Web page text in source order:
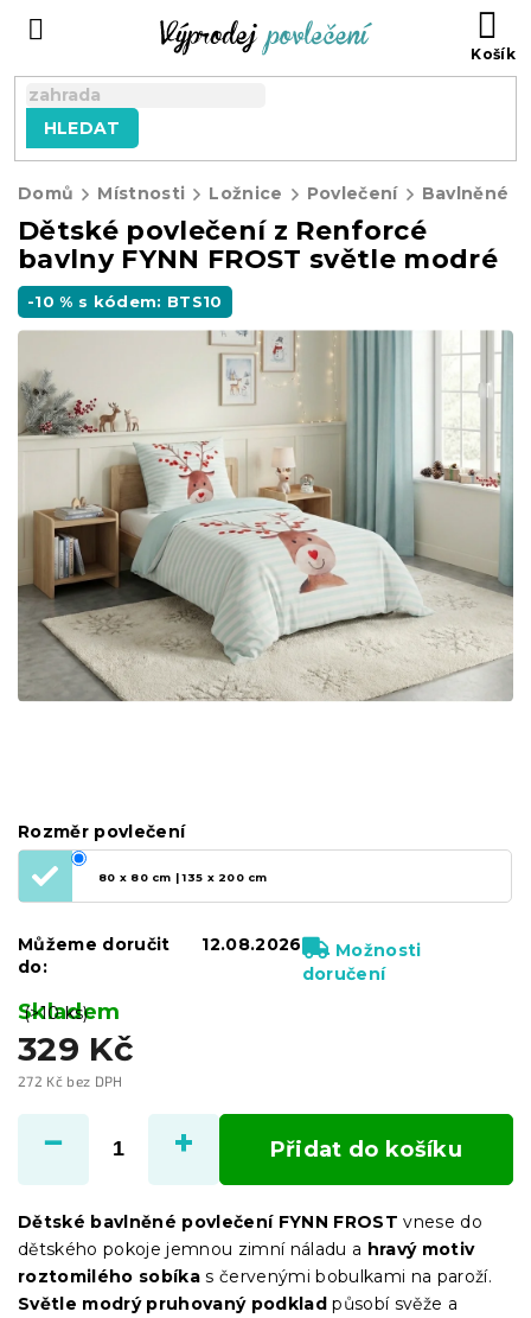
HLEDAT
Domů Místnosti Ložnice Povlečení Bavlněné
Dětské povlečení z Renforcé
bavlny FYNN FROST světle modré
-10 % s kódem: BTS10
329 Kč
272 Kč bez DPH
cena:
Skladem
(>10 ks)
Rozměr povlečení
80 x 80 cm | 135 x 200 cm
Můžeme doručit
do:
12.08.2026
Možnosti
doručení
Přidat do košíku
Dětské bavlněné povlečení FYNN FROST vnese do
dětského pokoje jemnou zimní náladu a hravý motiv
roztomilého sobíka s červenými bobulkami na paroží.
Světle modrý pruhovaný podklad působí svěže a